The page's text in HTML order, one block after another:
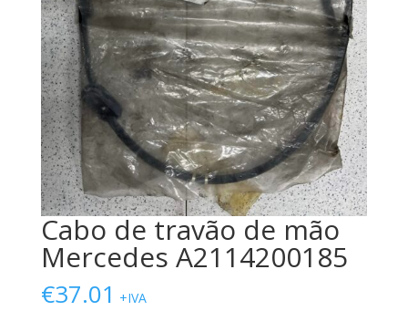
Cabo de travão de mão
Mercedes A2114200185
€37.01 +IVA